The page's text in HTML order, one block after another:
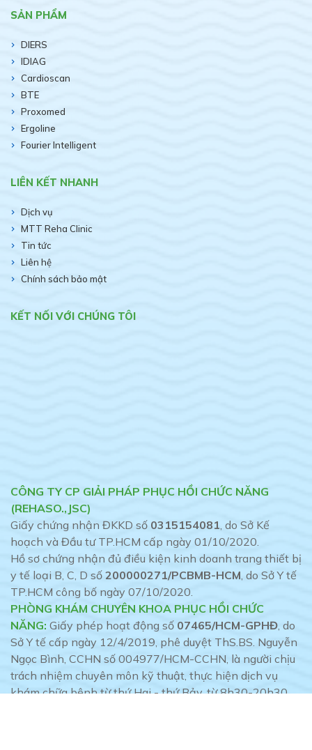
SẢN PHẨM
DIERS
IDIAG
Cardioscan
BTE
Proxomed
Ergoline
Fourier Intelligent
LIÊN KẾT NHANH
Dịch vụ
MTT Reha Clinic
Tin tức
Liên hệ
Chính sách bảo mật
KẾT NỐI VỚI CHÚNG TÔI
CÔNG TY CP GIẢI PHÁP PHỤC HỒI CHỨC NĂNG
(REHASO.,JSC)
Giấy chứng nhận ĐKKD số 0315154081, do Sở Kế
hoạch và Đầu tư TP.HCM cấp ngày 01/10/2020.
Hồ sơ chứng nhận đủ điều kiện kinh doanh trang thiết bị
y tế loại B, C, D số 200000271/PCBMB-HCM, do Sở Y tế
TP.HCM công bố ngày 07/10/2020.
PHÒNG KHÁM CHUYÊN KHOA PHỤC HỒI CHỨC
NĂNG: Giấy phép hoạt động số 07465/HCM-GPHĐ, do
Sở Y tế cấp ngày 12/4/2019, phê duyệt ThS.BS. Nguyễn
Ngọc Bình, CCHN số 004977/HCM-CCHN, là người chịu
trách nhiệm chuyên môn kỹ thuật, thực hiện dịch vụ
khám chữa bệnh từ thứ Hai - thứ Bảy, từ 8h30-20h30.